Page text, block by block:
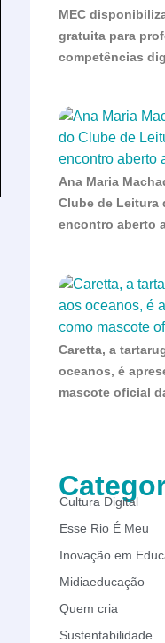
MEC
gratuita para
competências
Ana Maria
Clube de Leitura
encontro aberto
Caretta, a
oceanos, é
mascote oficial
Cultura Digital
Esse Rio É Meu
Inovação em
Midiaeducação
Quem cria
Sustentabilidade